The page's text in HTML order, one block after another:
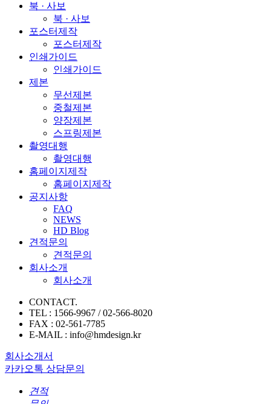
북 · 사보
북 · 사보
포스터제작
포스터제작
인쇄가이드
인쇄가이드
제본
무선제본
중철제본
양장제본
스프링제본
촬영대행
촬영대행
홈페이지제작
홈페이지제작
공지사항
FAQ
NEWS
HD Blog
견적문의
견적문의
회사소개
회사소개
CONTACT.
TEL : 1566-9967 / 02-566-8020
FAX : 02-561-7785
E-MAIL : info@hmdesign.kr
회사소개서
카카오톡 상담문의
견적